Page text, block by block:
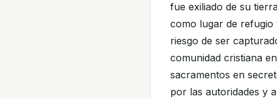
fue exiliado de su
como lugar de
riesgo de ser
comunidad cristiana
sacramentos en
por las autoridades y